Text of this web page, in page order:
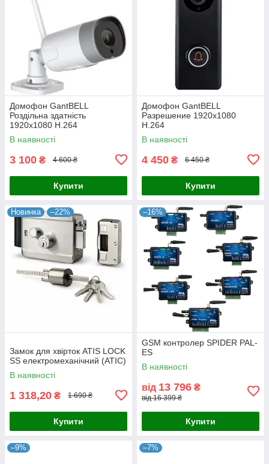
Домофон GantBELL
Роздільна здатність
1920x1080 H.264
В наявності
3 100 ₴ 4 600 ₴
Купити
Домофон GantBELL
Разрешение 1920x1080
H.264
В наявності
4 450 ₴ 6 450 ₴
Купити
Новинка –22%
Замок для хвірток ATIS LOCK
SS електромеханічний (АТІС)
В наявності
1 318,20 ₴ 1 690 ₴
Купити
–16%
GSM контролер SPIDER PAL-
ES
В наявності
від 13 796 ₴
від 16 399 ₴
Купити
–9% –7%